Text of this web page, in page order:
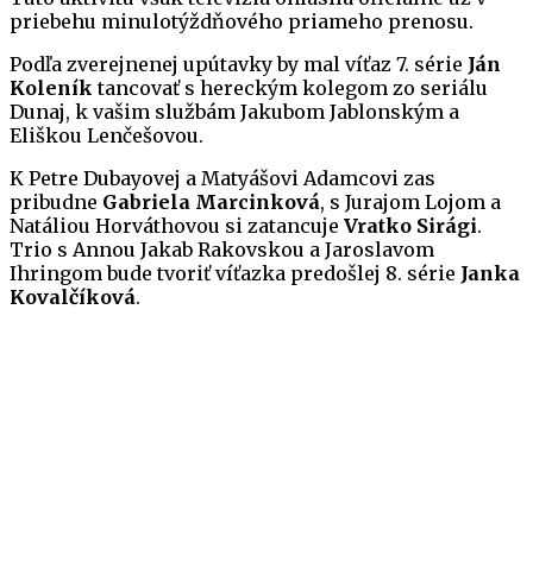
priebehu minulotýždňového priameho prenosu.
Podľa zverejnenej upútavky by mal víťaz 7. série Ján
Koleník tancovať s hereckým kolegom zo seriálu
Dunaj, k vašim službám Jakubom Jablonským a
Eliškou Lenčešovou.
K Petre Dubayovej a Matyášovi Adamcovi zas
pribudne Gabriela Marcinková, s Jurajom Lojom a
Natáliou Horváthovou si zatancuje Vratko Sirági.
Trio s Annou Jakab Rakovskou a Jaroslavom
Ihringom bude tvoriť víťazka predošlej 8. série Janka
Kovalčíková.